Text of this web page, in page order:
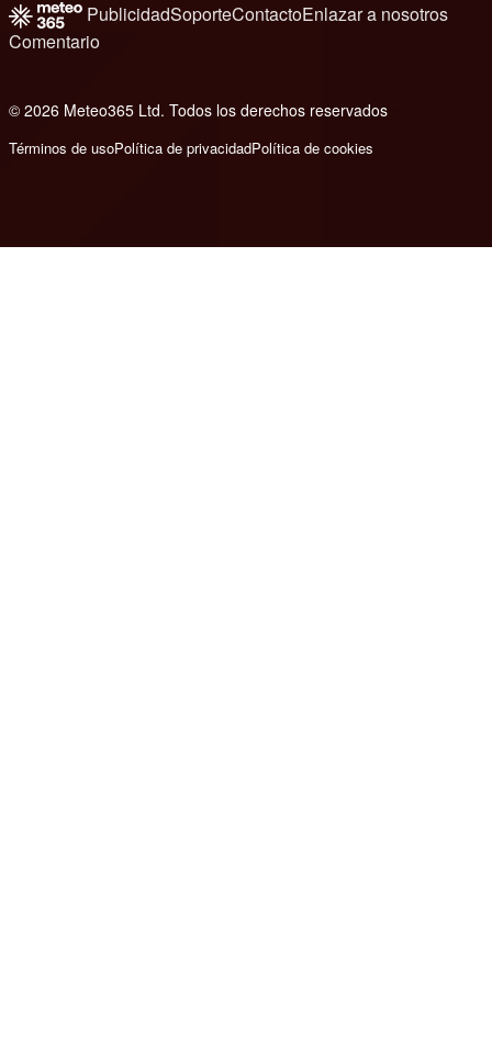
PublicidadSoporteContactoEnlazar a nosotros
Comentario
© 2026 Meteo365 Ltd. Todos los derechos reservados
Términos de usoPolítica de privacidadPolítica de cookies